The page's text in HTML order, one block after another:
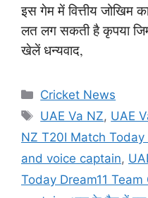
इस गेम में वित्तीय जोखिम
लत लग सकती है कृपया
खेलें धन्यवाद,
Categories
Cricket News
Tags
UAE Va NZ, UAE
NZ T20I Match Today
and voice captain,
Today Dream11